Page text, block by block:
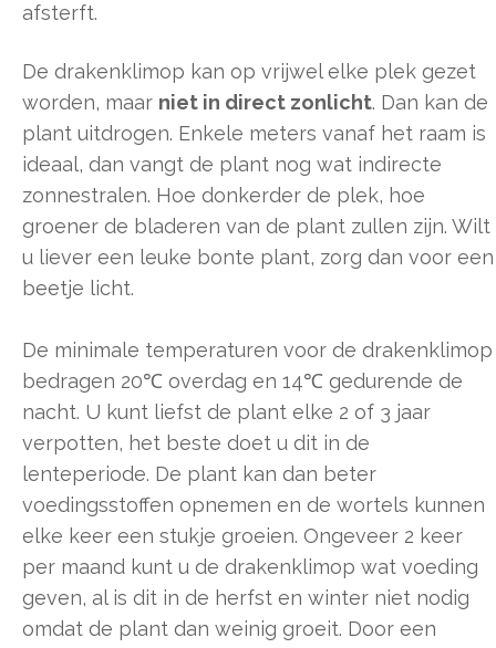
afsterft.
De drakenklimop kan op vrijwel elke plek gezet
worden, maar niet in direct zonlicht. Dan kan de
plant uitdrogen. Enkele meters vanaf het raam is
ideaal, dan vangt de plant nog wat indirecte
zonnestralen. Hoe donkerder de plek, hoe
groener de bladeren van de plant zullen zijn. Wilt
u liever een leuke bonte plant, zorg dan voor een
beetje licht.
De minimale temperaturen voor de drakenklimop
bedragen 20℃ overdag en 14℃ gedurende de
nacht. U kunt liefst de plant elke 2 of 3 jaar
verpotten, het beste doet u dit in de
lenteperiode. De plant kan dan beter
voedingsstoffen opnemen en de wortels kunnen
elke keer een stukje groeien. Ongeveer 2 keer
per maand kunt u de drakenklimop wat voeding
geven, al is dit in de herfst en winter niet nodig
omdat de plant dan weinig groeit. Door een